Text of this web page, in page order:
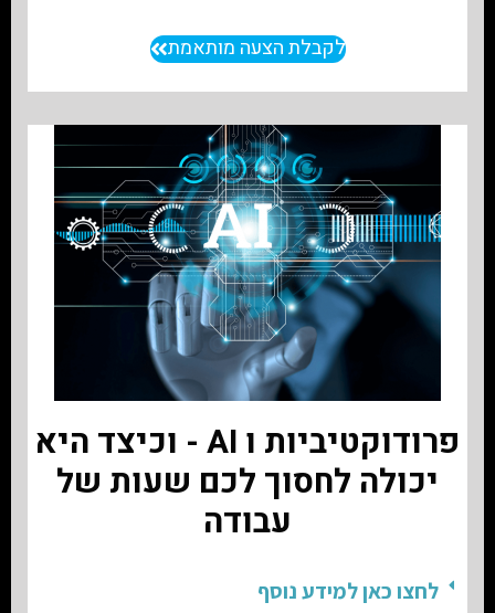
לקבלת הצעה מותאמת
פרודוקטיביות ו AI - וכיצד היא
יכולה לחסוך לכם שעות של
עבודה
לחצו כאן למידע נוסף